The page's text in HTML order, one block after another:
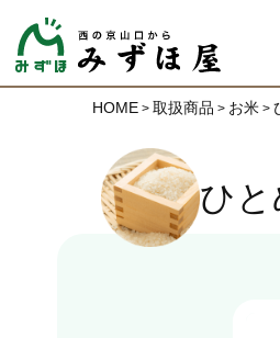
HOME > 取扱商品 > お米 >
ひ